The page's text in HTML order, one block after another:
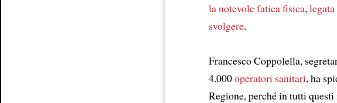
la notevole fatica fisica,
svolgere.
Francesco Coppolella,
4.000operatori sanitari, ha
Regione, perché in tutti